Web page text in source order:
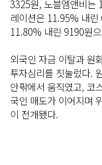
3325원, 노블엠앤비는
레이션은 11.95% 내
11.80% 내린 9190원
외국인 자금 이탈과 원
투자심리를 짓눌렀다.
안팎에서 움직였고, 코
국인 매도가 이어지며
이 전개됐다.